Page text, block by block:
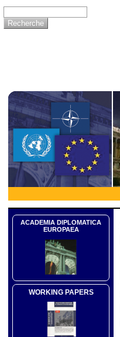
ACADEMIA DIPLOMATICA
EUROPAEA
WORKING PAPERS